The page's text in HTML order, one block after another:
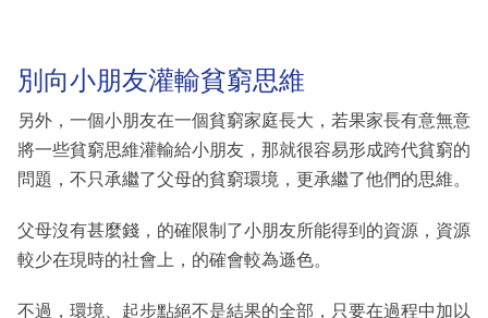
別向小朋友灌輸貧窮思維
另外，一個小朋友在一個貧窮家庭長大，若果家長有意無意
將一些貧窮思維灌輸給小朋友，那就很容易形成跨代貧窮的
問題，不只承繼了父母的貧窮環境，更承繼了他們的思維。
父母沒有甚麼錢，的確限制了小朋友所能得到的資源，資源
較少在現時的社會上，的確會較為遜色。
不過，環境、起步點絕不是結果的全部，只要在過程中加以